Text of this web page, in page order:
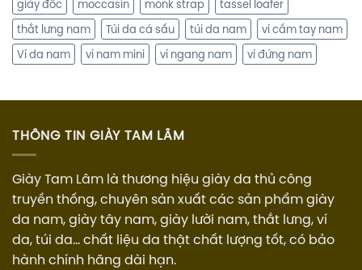
giày đốc
moccasin monk strap
tassel loafer
thắt lưng nam
Túi da cá sấu túi da nam
ví cầm tay nam
Ví da nam
ví nam mini ví ngang nam ví đứng nam
THÔNG TIN GIÀY TAM LÂM
Giày Tam Lâm là thương hiệu giày da thủ công
truyền thống, chuyên sản xuất các sản phẩm giày
da nam, giày tây nam, giày lười nam, thắt lưng, ví
da, túi da... chất liệu da thật chất lượng tốt, có bảo
hành chính hãng dài hạn.